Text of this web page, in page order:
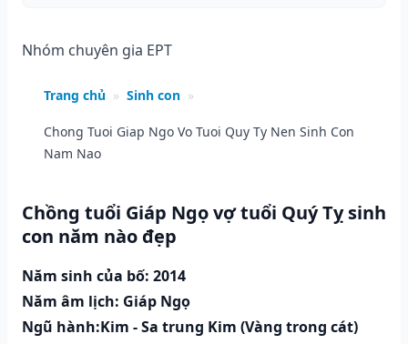
Nhóm chuyên gia EPT
Trang chủ » Sinh con »
Chong Tuoi Giap Ngo Vo Tuoi Quy Ty Nen Sinh Con
Nam Nao
Chồng tuổi Giáp Ngọ vợ tuổi Quý Tỵ sinh
con năm nào đẹp
Năm sinh của bố: 2014
Năm âm lịch: Giáp Ngọ
Ngũ hành:Kim - Sa trung Kim (Vàng trong cát)